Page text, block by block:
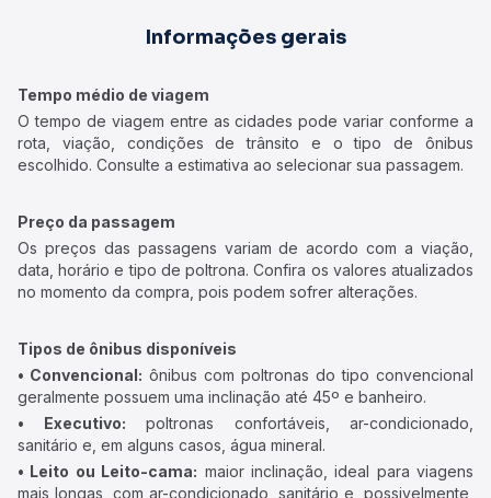
Informações gerais
Tempo médio de viagem
O tempo de viagem entre as cidades pode variar conforme a
rota, viação, condições de trânsito e o tipo de ônibus
escolhido. Consulte a estimativa ao selecionar sua passagem.
Preço da passagem
Os preços das passagens variam de acordo com a viação,
data, horário e tipo de poltrona. Confira os valores atualizados
no momento da compra, pois podem sofrer alterações.
Tipos de ônibus disponíveis
• Convencional: ônibus com poltronas do tipo convencional
geralmente possuem uma inclinação até 45º e banheiro.
• Executivo: poltronas confortáveis, ar-condicionado,
sanitário e, em alguns casos, água mineral.
• Leito ou Leito-cama: maior inclinação, ideal para viagens
mais longas, com ar-condicionado, sanitário e, possivelmente,